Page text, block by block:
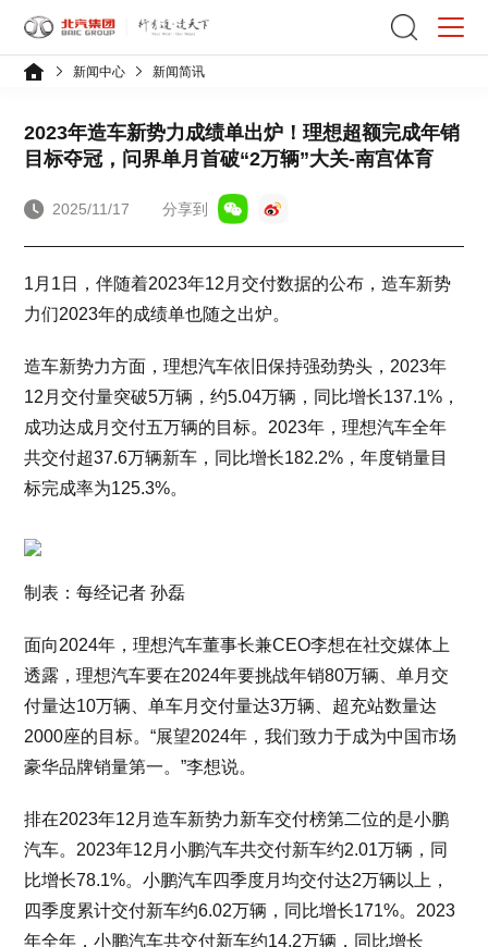
新闻中心 新闻简讯
2023年造车新势力成绩单出炉！理想超额完成年销
目标夺冠，问界单月首破“2万辆”大关-南宫体育
2025/11/17 分享到
1月1日，伴随着2023年12月交付数据的公布，造车新势
力们2023年的成绩单也随之出炉。
造车新势力方面，理想汽车依旧保持强劲势头，2023年
12月交付量突破5万辆，约5.04万辆，同比增长137.1%，
成功达成月交付五万辆的目标。2023年，理想汽车全年
共交付超37.6万辆新车，同比增长182.2%，年度销量目
标完成率为125.3%。
制表：每经记者 孙磊
面向2024年，理想汽车董事长兼CEO李想在社交媒体上
透露，理想汽车要在2024年要挑战年销80万辆、单月交
付量达10万辆、单车月交付量达3万辆、超充站数量达
2000座的目标。“展望2024年，我们致力于成为中国市场
豪华品牌销量第一。”李想说。
排在2023年12月造车新势力新车交付榜第二位的是小鹏
汽车。2023年12月小鹏汽车共交付新车约2.01万辆，同
比增长78.1%。小鹏汽车四季度月均交付达2万辆以上，
四季度累计交付新车约6.02万辆，同比增长171%。2023
年全年，小鹏汽车共交付新车约14.2万辆，同比增长